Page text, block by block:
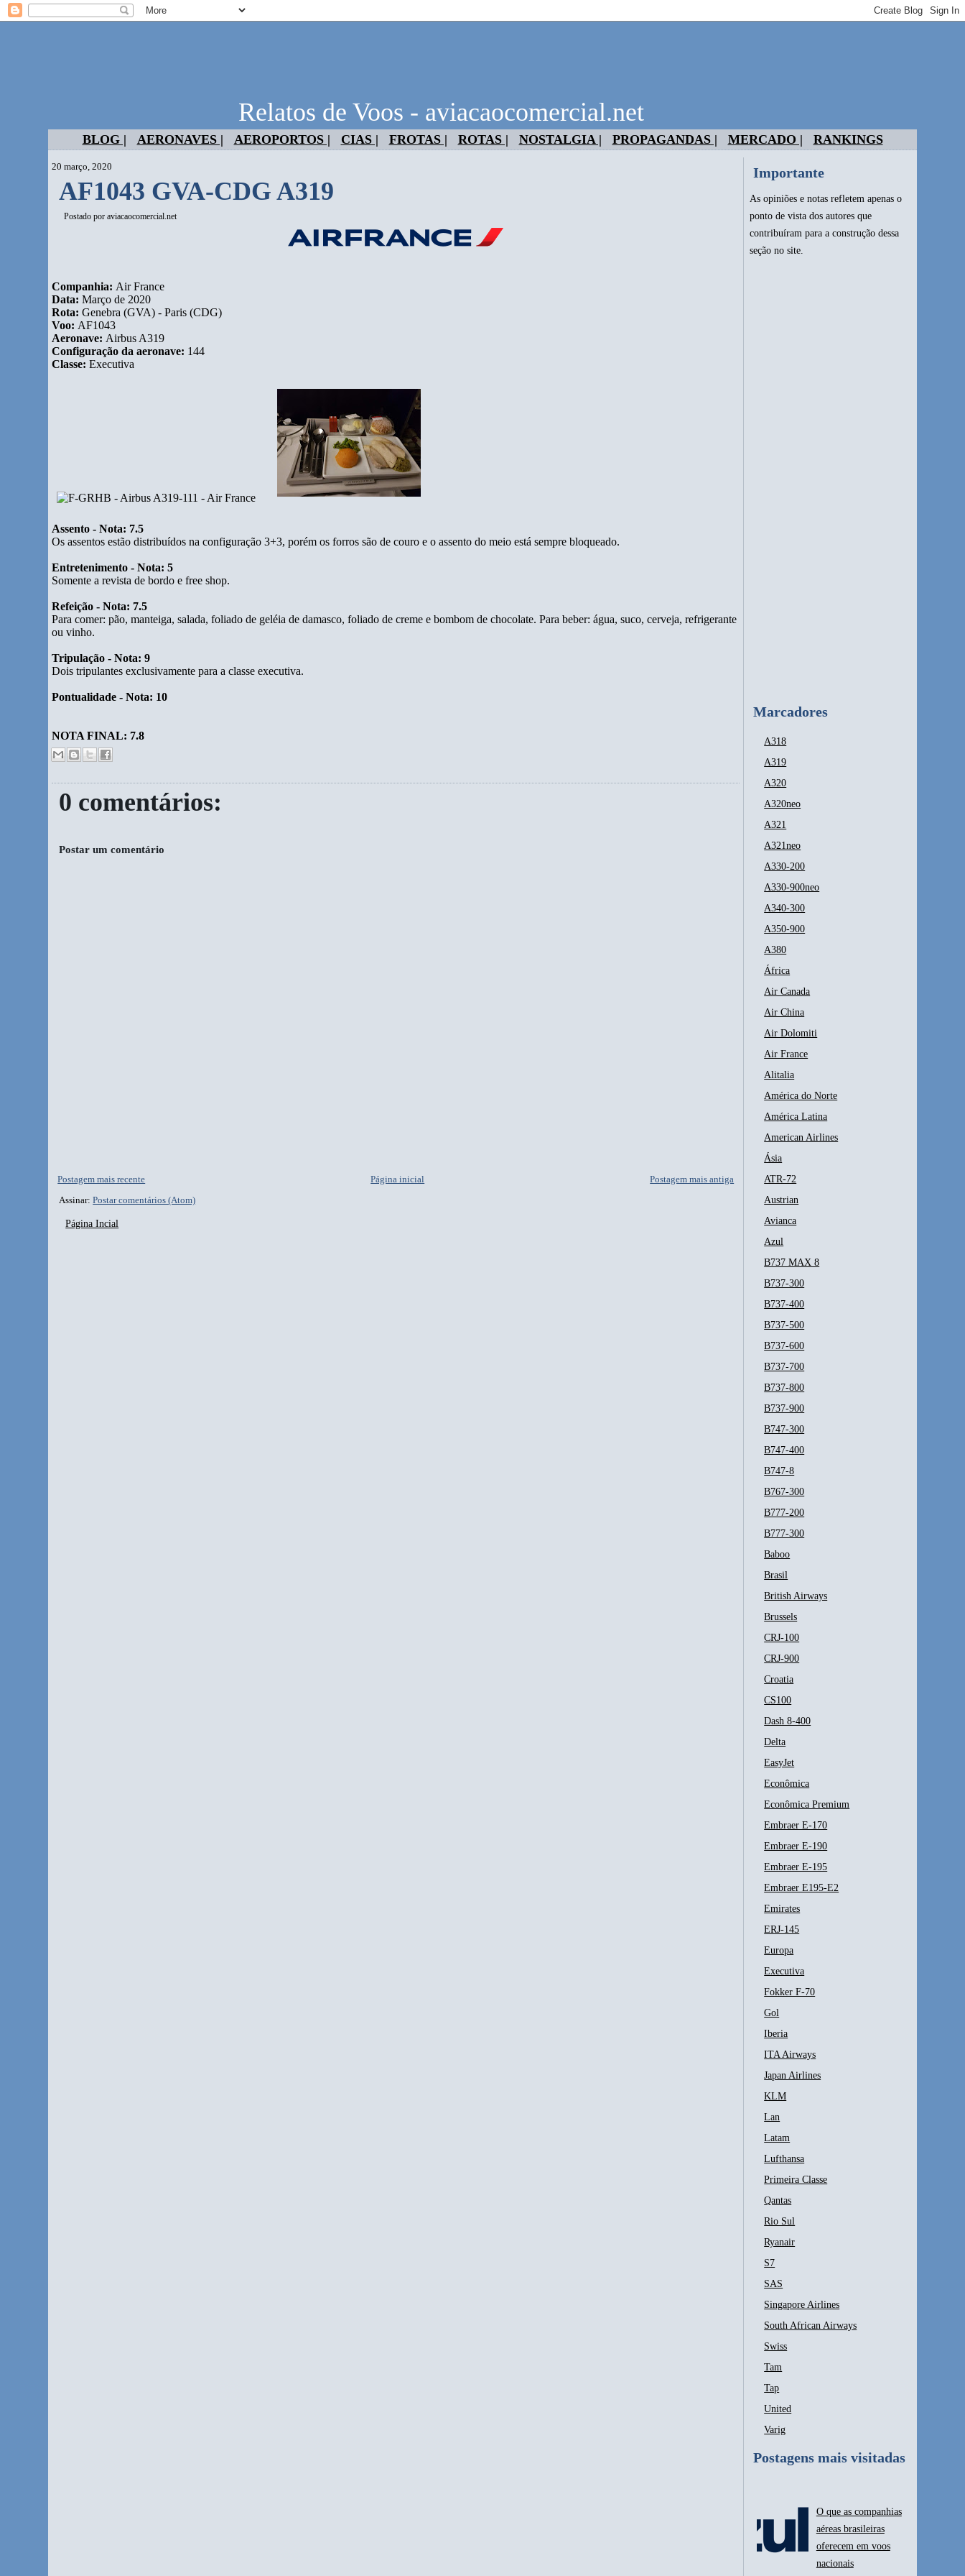
Relatos de Voos - aviacaocomercial.net
BLOG | AERONAVES | AEROPORTOS | CIAS | FROTAS | ROTAS | NOSTALGIA | PROPAGANDAS | MERCADO | RANKINGS
20 março, 2020
AF1043 GVA-CDG A319
Postado poraviacaocomercial.net
Companhia: Air France
Data:Março de 2020
Rota:Genebra (GVA) - Paris (CDG)
Voo: AF1043
Aeronave: Airbus A319
Configuração da aeronave: 144
Classe:Executiva
Assento - Nota: 7.5
Os assentos estão distribuídos na configuração 3+3, porém os forros são de couro e o assento do meio está sempre bloqueado.
Entretenimento - Nota: 5
Somente a revista de bordo e free shop.
Refeição - Nota: 7.5
Para comer: pão, manteiga, salada, foliado de geléia de damasco, foliado de creme e bombom de chocolate. Para beber: água, suco, cerveja, refrigerante
ou vinho.
Tripulação - Nota: 9
Dois tripulantes exclusivamente para a classe executiva.
Pontualidade - Nota: 10
NOTA FINAL: 7.8
0 comentários:
Postar um comentário
Postagem mais recente Postagem mais antiga
Página inicial
Assinar:Postar comentários (Atom)
Página Incial
Importante
As opiniões e notas refletem apenas o
ponto de vista dos autores que
contribuíram para a construção dessa
seção no site.
Marcadores
A318
A319
A320
A320neo
A321
A321neo
A330-200
A330-900neo
A340-300
A350-900
A380
África
Air Canada
Air China
Air Dolomiti
Air France
Alitalia
América do Norte
América Latina
American Airlines
Ásia
ATR-72
Austrian
Avianca
Azul
B737 MAX 8
B737-300
B737-400
B737-500
B737-600
B737-700
B737-800
B737-900
B747-300
B747-400
B747-8
B767-300
B777-200
B777-300
Baboo
Brasil
British Airways
Brussels
CRJ-100
CRJ-900
Croatia
CS100
Dash 8-400
Delta
EasyJet
Econômica
Econômica Premium
Embraer E-170
Embraer E-190
Embraer E-195
Embraer E195-E2
Emirates
ERJ-145
Europa
Executiva
Fokker F-70
Gol
Iberia
ITA Airways
Japan Airlines
KLM
Lan
Latam
Lufthansa
Primeira Classe
Qantas
Rio Sul
Ryanair
S7
SAS
Singapore Airlines
South African Airways
Swiss
Tam
Tap
United
Varig
Postagens mais visitadas
O que as companhias
aéreas brasileiras
oferecem em voos
nacionais